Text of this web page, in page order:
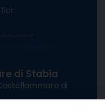
di Stabia
di